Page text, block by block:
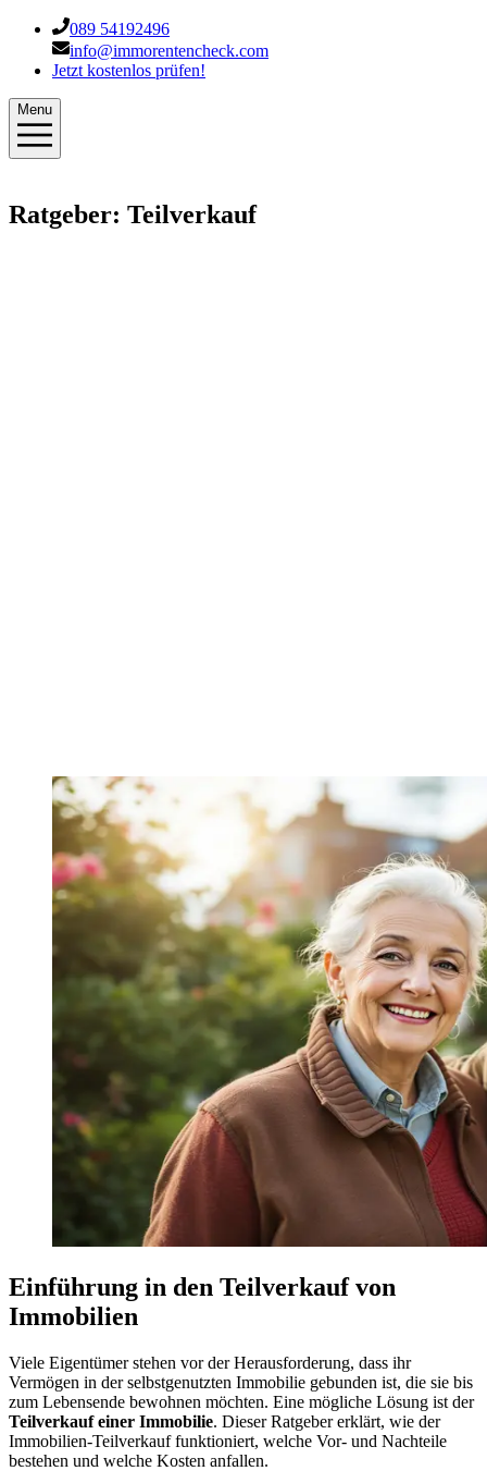
089 54192496
info@immorentencheck.com
Jetzt kostenlos prüfen!
Menu
Ratgeber: Teilverkauf
Einführung in den Teilverkauf von
Immobilien
Viele Eigentümer stehen vor der Herausforderung, dass ihr
Vermögen in der selbstgenutzten Immobilie gebunden ist, die sie bis
zum Lebensende bewohnen möchten. Eine mögliche Lösung ist der
Teilverkauf einer Immobilie. Dieser Ratgeber erklärt, wie der
Immobilien-Teilverkauf funktioniert, welche Vor- und Nachteile
bestehen und welche Kosten anfallen.